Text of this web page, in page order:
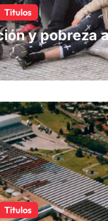
Titulos
y pobreza
Titulos